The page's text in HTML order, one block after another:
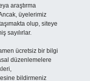
araştırma
üyelerimiz
olup, siteye
sayılırlar.
ücretsiz bir bilgi
düzenlemelere
bildirmeniz